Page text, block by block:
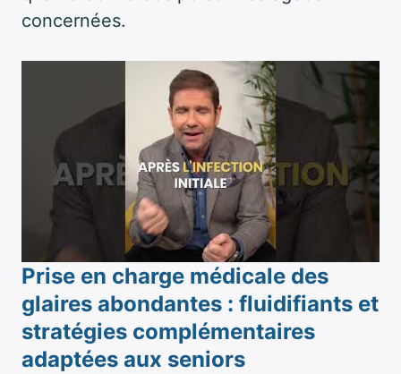
concernées.
Prise en charge médicale des
glaires abondantes : fluidifiants et
stratégies complémentaires
adaptées aux seniors